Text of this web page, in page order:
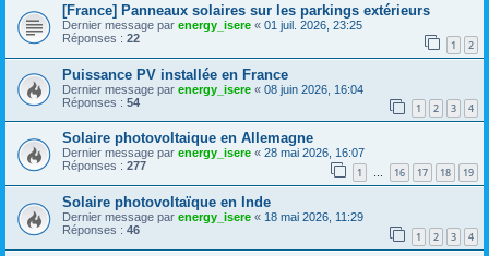
[France] Panneaux solaires sur les parkings extérieurs
Dernier message par energy_isere « 01 juil. 2026, 23:25
Réponses : 22 1 2
Puissance PV installée en France
Dernier message par energy_isere « 08 juin 2026, 16:04
Réponses : 54 1 2 3 4
Solaire photovoltaique en Allemagne
Dernier message par energy_isere « 28 mai 2026, 16:07
Réponses : 277 1 … 16 17 18 19
Solaire photovoltaïque en Inde
Dernier message par energy_isere « 18 mai 2026, 11:29
Réponses : 46 1 2 3 4